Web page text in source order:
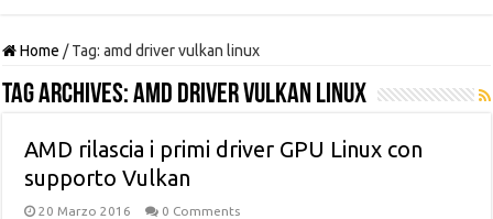
Home / Tag:amd driver vulkan linux
Tag Archives:amd driver vulkan linux
AMD rilascia i primi driver GPU Linux con
supporto Vulkan
20 Marzo 2016 0 Comments